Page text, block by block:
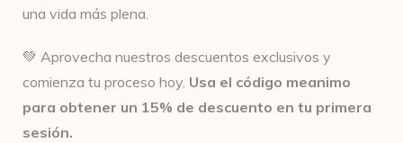
una vida más plena.
💚 Aprovecha nuestros descuentos exclusivos y
comienza tu proceso hoy. Usa el código meanimo
para obtener un 15% de descuento en tu primera
sesión.